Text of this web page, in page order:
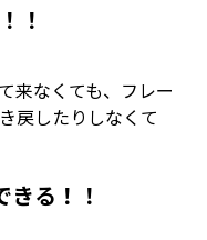
！
来なくても、フレー
戻したりしなくて
る！！